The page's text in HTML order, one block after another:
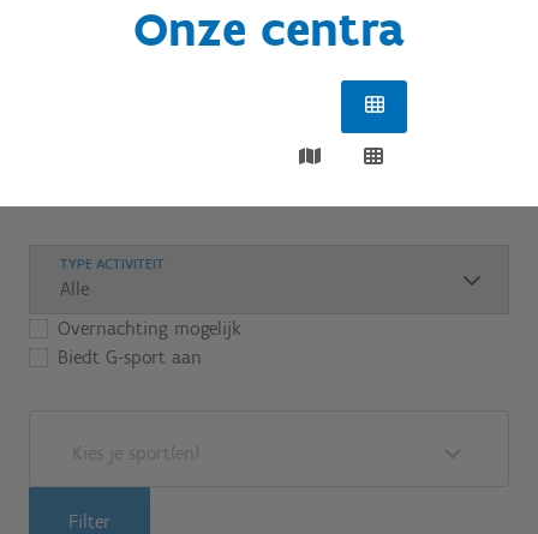
Onze centra
TYPE ACTIVITEIT
Overnachting mogelijk
Biedt G-sport aan
Kies je sport(en)
Filter